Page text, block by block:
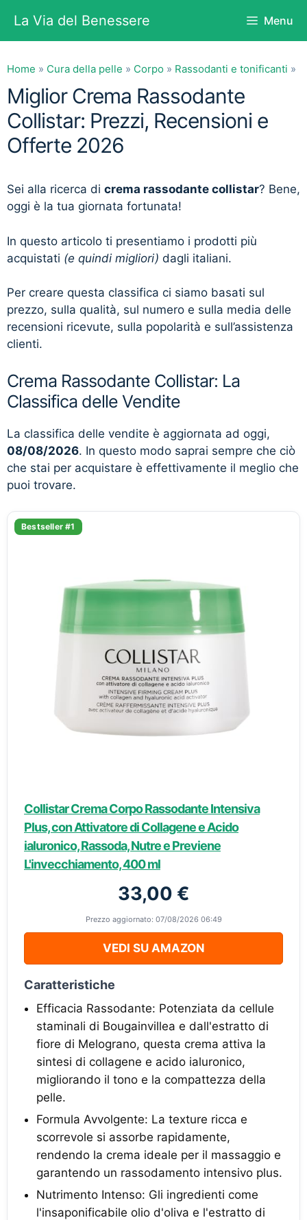
contenuto
La Via del Benessere Menu
Home » Cura della pelle » Corpo » Rassodanti e tonificanti »
Miglior Crema Rassodante
Collistar: Prezzi, Recensioni e
Offerte 2026
Sei alla ricerca di crema rassodante collistar? Bene,
oggi è la tua giornata fortunata!
In questo articolo ti presentiamo i prodotti più
acquistati (e quindi migliori) dagli italiani.
Per creare questa classifica ci siamo basati sul
prezzo, sulla qualità, sul numero e sulla media delle
recensioni ricevute, sulla popolarità e sull’assistenza
clienti.
Crema Rassodante Collistar: La
Classifica delle Vendite
La classifica delle vendite è aggiornata ad oggi,
08/08/2026. In questo modo saprai sempre che ciò
che stai per acquistare è effettivamente il meglio che
puoi trovare.
Bestseller #1
Collistar Crema Corpo Rassodante Intensiva
Plus, con Attivatore di Collagene e Acido
ialuronico, Rassoda, Nutre e Previene
L'invecchiamento, 400 ml
33,00 €
Prezzo aggiornato: 07/08/2026 06:49
VEDI SU AMAZON
Caratteristiche
Efficacia Rassodante: Potenziata da cellule
staminali di Bougainvillea e dall'estratto di
fiore di Melograno, questa crema attiva la
sintesi di collagene e acido ialuronico,
migliorando il tono e la compattezza della
pelle.
Formula Avvolgente: La texture ricca e
scorrevole si assorbe rapidamente,
rendendo la crema ideale per il massaggio e
garantendo un rassodamento intensivo plus.
Nutrimento Intenso: Gli ingredienti come
l'insaponificabile olio d'oliva e l'estratto di